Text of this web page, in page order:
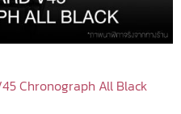
Chronograph All Black